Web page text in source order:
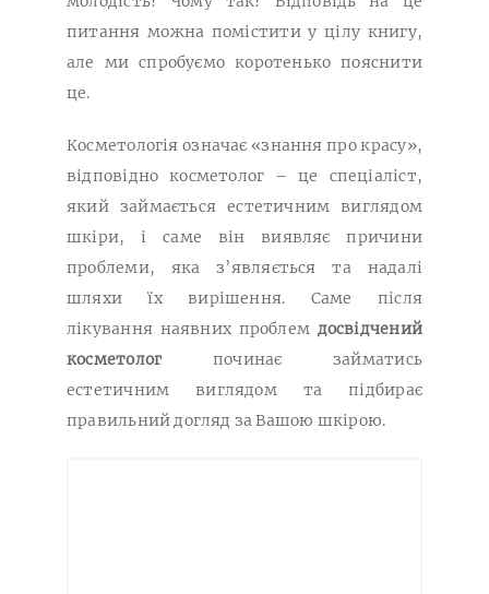
питання можна помістити у цілу книгу,
але ми спробуємо коротенько пояснити
це.
Косметологія означає «знання про красу»,
відповідно косметолог – це спеціаліст,
який займається естетичним виглядом
шкіри, і саме він виявляє причини
проблеми, яка з’являється та надалі
шляхи їх вирішення. Саме після
лікування наявних проблем досвідчений
косметолог починає займатись
естетичним виглядом та підбирає
правильний догляд за Вашою шкірою.